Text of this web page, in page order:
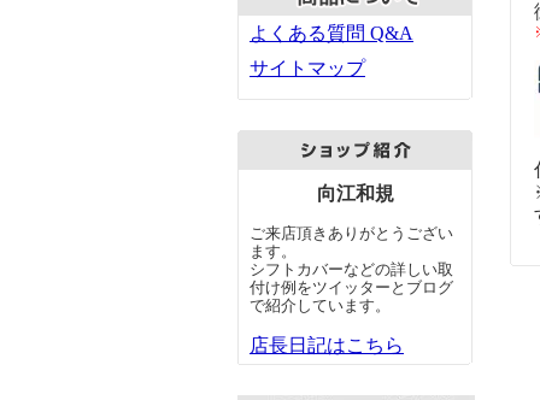
よくある質問 Q&A
サイトマップ
向江和規
ご来店頂きありがとうござい
ます。
シフトカバーなどの詳しい取
付け例をツイッターとブログ
で紹介しています。
店長日記はこちら